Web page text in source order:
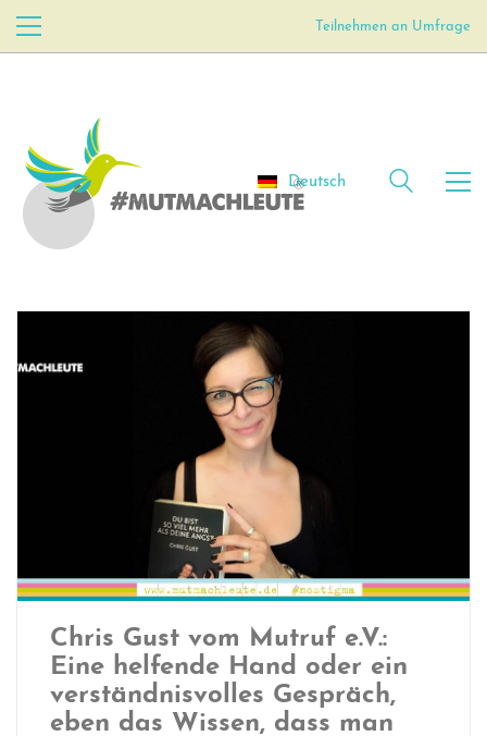
Teilnehmen an Umfrage
Deutsch
Chris Gust vom Mutruf e.V.:
Eine helfende Hand oder ein
verständnisvolles Gespräch,
eben das Wissen, dass man